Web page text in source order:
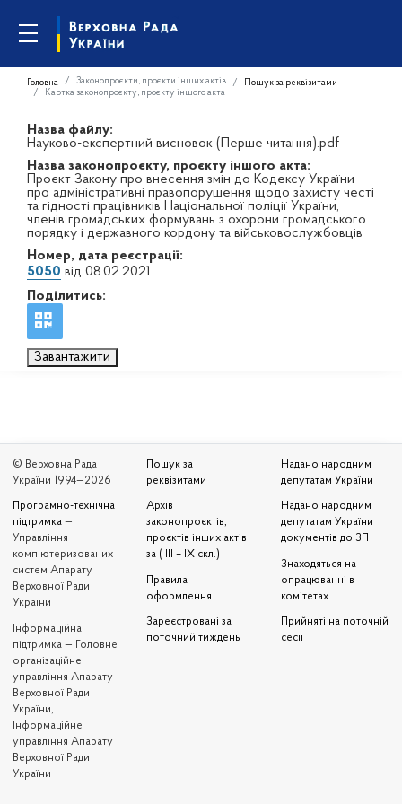
Головна Законопроєкти, проєкти інших актів
Пошук за реквізитами
Картка законопроєкту, проєкту іншого акта
Назва файлу:
Науково-експертний висновок (Перше читання).pdf
Назва законопроєкту, проєкту іншого акта:
Проєкт Закону про внесення змін до Кодексу України
про адміністративні правопорушення щодо захисту честі
та гідності працівників Національної поліції України,
членів громадських формувань з охорони громадського
порядку і державного кордону та військовослужбовців
Номер, дата реєстрації:
5050 від 08.02.2021
Поділитись:
Завантажити
© Верховна Рада
України 1994—2026
Програмно-технічна
підтримка —
Управління
комп'ютеризованих
систем Апарату
Верховної Ради
України
Iнформаційна
підтримка — Головне
організаційне
управління Апарату
Верховної Ради
України,
Інформаційне
управління Апарату
Верховної Ради
України
Пошук за
реквізитами
Архів
законопроєктів,
проєктів інших актів
за ( III – IX скл.)
Правила
оформлення
Зареєстровані за
поточний тиждень
Надано народним
депутатам України
Надано народним
депутатам України
документів до ЗП
Знаходяться на
опрацюванні в
комітетах
Прийняті на поточній
сесії